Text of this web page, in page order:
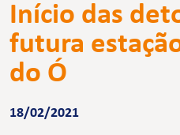
Início das
futura
do Ó
18/02/2021